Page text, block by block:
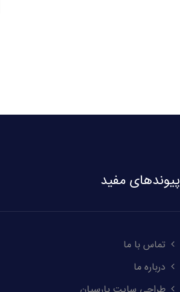
پیوندهای مفید
تماس با ما
درباره ما